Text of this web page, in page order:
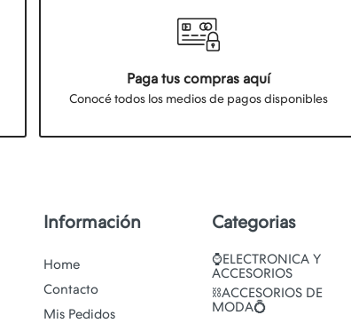
Paga tus compras aquí
Conocé todos los medios de pagos disponibles
Información
Home
Contacto
Mis Pedidos
Categorias
⌚ELECTRONICA Y
ACCESORIOS
⛓️ACCESORIOS DE
MODA💍